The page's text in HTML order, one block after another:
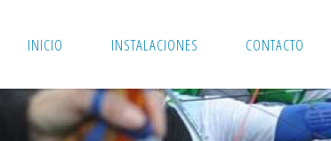
INICIO INSTALACIONES CONTACTO